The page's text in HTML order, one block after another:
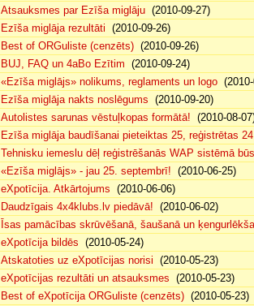
Atsauksmes par Ezīša miglāju (2010-09-27)
Ezīša miglāja rezultāti (2010-09-26)
Best of ORGuliste (cenzēts) (2010-09-26)
BUJ, FAQ un 4aBo Ezītim (2010-09-24)
«Ezīša miglājs» nolikums, reglaments un logo
Ezīša miglāja nakts noslēgums (2010-09-20)
Autolistes sarunas vēstuļkopas formātā! (2010-08-
Ezīša miglāja baudīšanai pieteiktas 25, reģistrētas
Tehnisku iemeslu dēļ reģistrēšanās WAP sistēmā
«Ezīša miglājs» - jau 25. septembrī! (2010-06-25)
eXpotīcija. Atkārtojums (2010-06-06)
Daudzīgais 4x4klubs.lv piedāvā! (2010-06-02)
Īsas pamācības skrūvēšanā, šaušanā un
eXpotīcija bildēs (2010-05-24)
Atskatoties uz eXpotīcijas norisi (2010-05-23)
eXpotīcijas rezultāti un atsauksmes (2010-05-23)
Best of eXpotīcija ORGuliste (cenzēts) (2010-05-23)